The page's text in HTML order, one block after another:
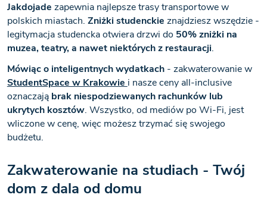
Jakdojade zapewnia najlepsze trasy transportowe w
polskich miastach. Zniżki studenckie znajdziesz wszędzie -
legitymacja studencka otwiera drzwi do 50% zniżki na
muzea, teatry, a nawet niektórych z restauracji.
Mówiąc o inteligentnych wydatkach - zakwaterowanie w
StudentSpace w Krakowie i nasze ceny all-inclusive
oznaczają brak niespodziewanych rachunków lub
ukrytych kosztów. Wszystko, od mediów po Wi-Fi, jest
wliczone w cenę, więc możesz trzymać się swojego
budżetu.
Zakwaterowanie na studiach - Twój
dom z dala od domu